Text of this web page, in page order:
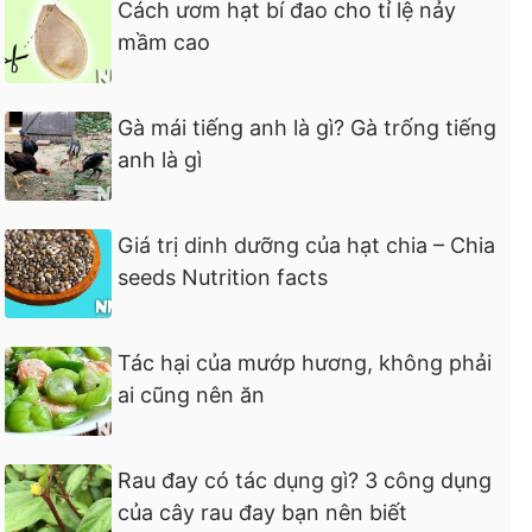
Cách ươm hạt bí đao cho tỉ lệ nảy
mầm cao
Gà mái tiếng anh là gì? Gà trống tiếng
anh là gì
Giá trị dinh dưỡng của hạt chia – Chia
seeds Nutrition facts
Tác hại của mướp hương, không phải
ai cũng nên ăn
Rau đay có tác dụng gì? 3 công dụng
của cây rau đay bạn nên biết